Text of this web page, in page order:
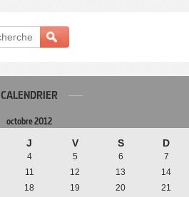
CALENDRIER
octobre 2012
J V S D
4 5 6
7
11 12 13
14
18 19 20
21